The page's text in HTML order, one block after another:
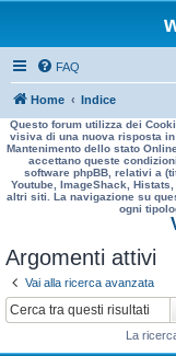
FAQ
Home Indice
Questo forum utilizza dei
visiva di una nuova risposta
Mantenimento dello stato
accettano queste
software phpBB, relativi a
Youtube, ImageShack,
altri siti. La navigazione su
ogni
Argomenti attivi
Vai alla ricerca avanzata
La